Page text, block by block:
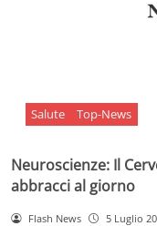
Salute Top-News
Neuroscienze: Il
abbracci al giorno
Flash News 5 Luglio